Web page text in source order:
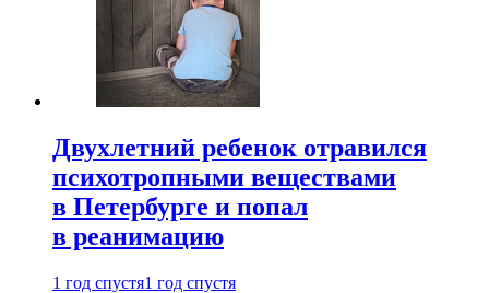
Двухлетний ребенок отравился
психотропными веществами
в Петербурге и попал
в реанимацию
1 год спустя1 год спустя